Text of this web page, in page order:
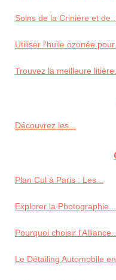
Soins de la Crinière et de...
Utiliser l'huile ozonée pour...
Trouvez la meilleure litière...
Découvrez les...
Plan Cul à Paris : Les...
Explorer la Photographie...
Pourquoi choisir l'Alliance...
Le Détailing Automobile